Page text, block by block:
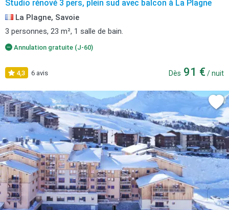
Studio rénové 3 pers, plein sud avec balcon à La Plagne
La Plagne, Savoie
3 personnes, 23 m², 1 salle de bain.
Annulation gratuite (J-60)
4,3 6 avis Dès 91 € / nuit